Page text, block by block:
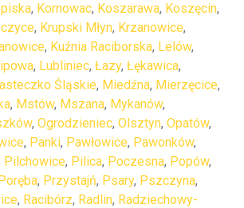
, Kornowac, Koszarawa, Koszęcin,
, Krupski Młyn, Krzanowice,
, Kuźnia Raciborska, Lelów,
, Lubliniec, Łazy, Łękawica,
Śląskie, Miedźna, Mierzęcice,
, Mstów, Mszana, Mykanów,
, Ogrodzieniec, Olsztyn, Opatów,
, Panki, Pawłowice, Pawonków,
Pilchowice, Pilica, Poczesna, Popów,
, Przystajń, Psary, Pszczyna,
, Racibórz, Radlin, Radziechowy-